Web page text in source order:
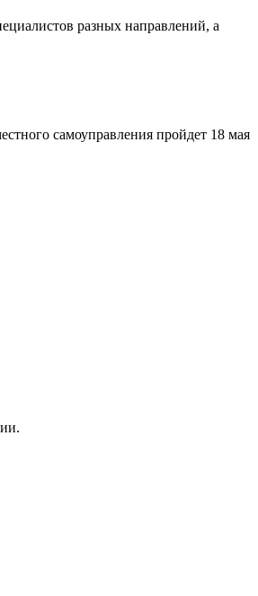
разных направлений, а
самоуправления пройдет 18 мая